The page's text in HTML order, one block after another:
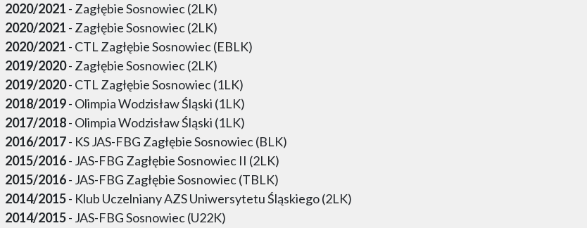
2020/2021 - Zagłębie Sosnowiec (2LK)
2020/2021 - Zagłębie Sosnowiec (2LK)
2020/2021 - CTL Zagłębie Sosnowiec (EBLK)
2019/2020- Zagłębie Sosnowiec (2LK)
2019/2020- CTL Zagłębie Sosnowiec (1LK)
2018/2019- Olimpia Wodzisław Śląski (1LK)
2017/2018- Olimpia Wodzisław Śląski (1LK)
2016/2017- KS JAS-FBG Zagłębie Sosnowiec (BLK)
2015/2016- JAS-FBG Zagłębie Sosnowiec II (2LK)
2015/2016- JAS-FBG Zagłębie Sosnowiec (TBLK)
2014/2015- Klub Uczelniany AZS Uniwersytetu Śląskiego (2LK)
2014/2015- JAS-FBG Sosnowiec (U22K)